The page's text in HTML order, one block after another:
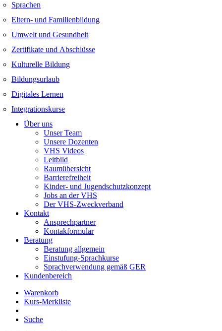
Sprachen
Eltern- und Familienbildung
Umwelt und Gesundheit
Zertifikate und Abschlüsse
Kulturelle Bildung
Bildungsurlaub
Digitales Lernen
Integrationskurse
Über uns
Unser Team
Unsere Dozenten
VHS Videos
Leitbild
Raumübersicht
Barrierefreiheit
Kinder- und Jugendschutzkonzept
Jobs an der VHS
Der VHS-Zweckverband
Kontakt
Ansprechpartner
Kontakformular
Beratung
Beratung allgemein
Einstufung-Sprachkurse
Sprachverwendung gemäß GER
Kundenbereich
Warenkorb
Kurs-Merkliste
Suche